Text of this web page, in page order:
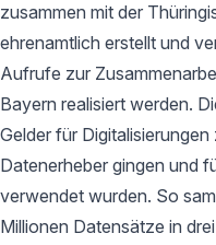
zusammen mit der
ehrenamtlich erstellt und
Aufrufe zur
Bayern realisiert werden.
Gelder für
Datenerheber gingen und
verwendet wurden. So
Millionen Datensätze in